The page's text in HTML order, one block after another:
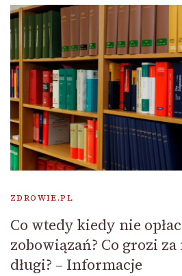
ZDROWIE.PL
Co wtedy kiedy nie
zobowiązań? Co grozi
długi? – Informacje